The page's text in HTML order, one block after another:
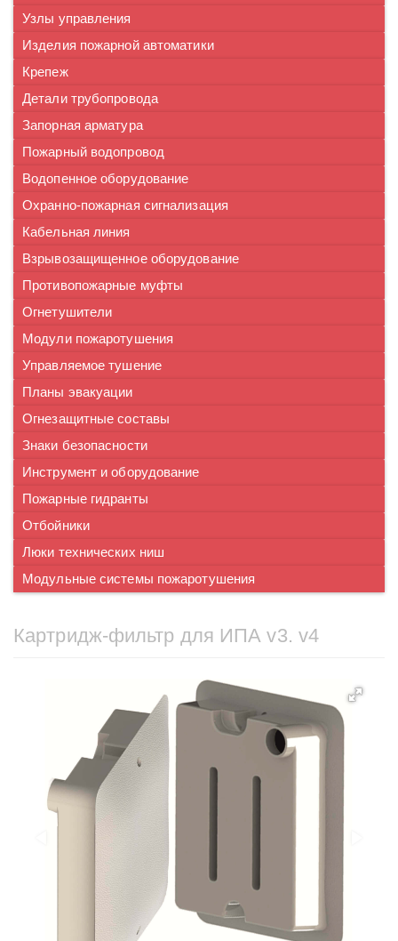
Узлы управления
Изделия пожарной автоматики
Крепеж
Детали трубопровода
Запорная арматура
Пожарный водопровод
Водопенное оборудование
Охранно-пожарная сигнализация
Кабельная линия
Взрывозащищенное оборудование
Противопожарные муфты
Огнетушители
Модули пожаротушения
Управляемое тушение
Планы эвакуации
Огнезащитные составы
Знаки безопасности
Инструмент и оборудование
Пожарные гидранты
Отбойники
Люки технических ниш
Модульные системы пожаротушения
Картридж-фильтр для ИПА v3. v4